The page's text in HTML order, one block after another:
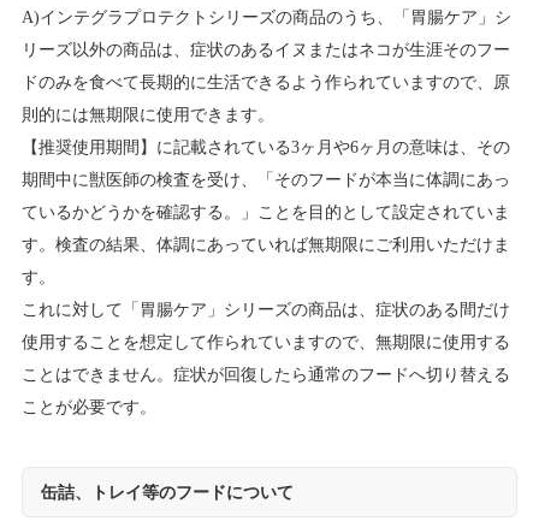
A)インテグラプロテクトシリーズの商品のうち、「胃腸ケア」シ
リーズ以外の商品は、症状のあるイヌまたはネコが生涯そのフー
ドのみを食べて長期的に生活できるよう作られていますので、原
則的には無期限に使用できます。
【推奨使用期間】に記載されている3ヶ月や6ヶ月の意味は、その
期間中に獣医師の検査を受け、「そのフードが本当に体調にあっ
ているかどうかを確認する。」ことを目的として設定されていま
す。検査の結果、体調にあっていれば無期限にご利用いただけま
す。
これに対して「胃腸ケア」シリーズの商品は、症状のある間だけ
使用することを想定して作られていますので、無期限に使用する
ことはできません。症状が回復したら通常のフードへ切り替える
ことが必要です。
缶詰、トレイ等のフードについて